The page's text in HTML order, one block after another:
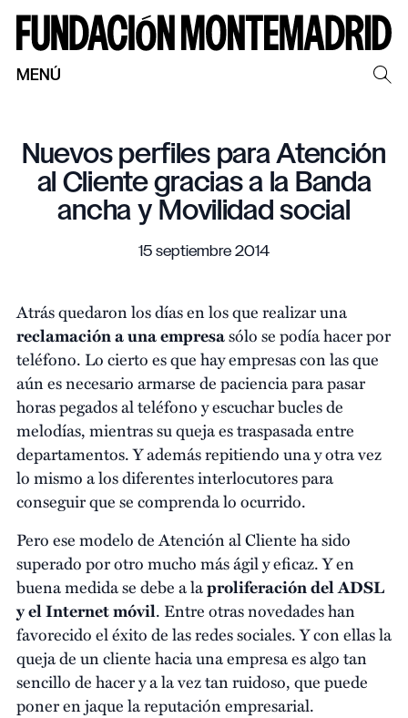
MENÚ
Nuevos perfiles para Atención
al Cliente gracias a la Banda
ancha y Movilidad social
15 septiembre 2014
Atrás quedaron los días en los que realizar una
reclamación a una empresasólo se podía hacer por
teléfono. Lo cierto es que hay empresas con las que
aún es necesario armarse de paciencia para pasar
horas pegados al teléfono y escuchar bucles de
melodías, mientras su queja es traspasada entre
departamentos. Y además repitiendo una y otra vez
lo mismo a los diferentes interlocutores para
conseguir que se comprenda lo ocurrido.
Pero ese modelo de Atención al Cliente ha sido
superado por otro mucho más ágil y eficaz. Y en
buena medida se debe a laproliferación del ADSL
y el Internet móvil. Entre otras novedades han
favorecido el éxito de las redes sociales. Y con ellas la
queja de un cliente hacia una empresa es algo tan
sencillo de hacer y a la vez tan ruidoso, que puede
poner en jaque la reputación empresarial.